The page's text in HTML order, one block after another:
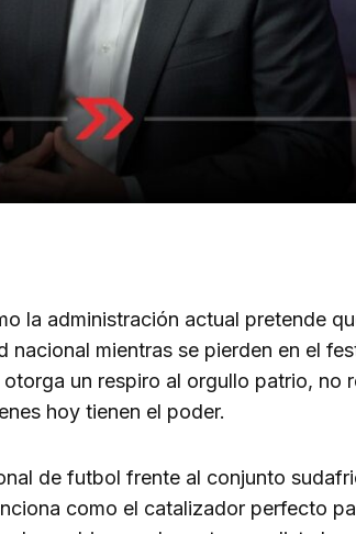
la administración actual pretende
nacional mientras se pierden en el
un respiro al orgullo patrio, no
hoy tienen el poder.
de futbol frente al conjunto
como el catalizador perfecto